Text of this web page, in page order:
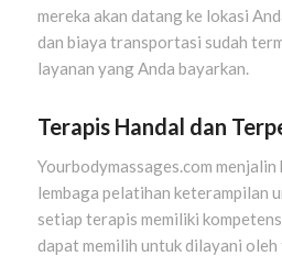
mereka akan datang ke lokasi
dan biaya transportasi sudah
layanan yang Anda bayarkan.
Terapis Handal dan
Yourbodymassages.com menjalin
lembaga pelatihan keterampilan
setiap terapis memiliki
dapat memilih untuk dilayani